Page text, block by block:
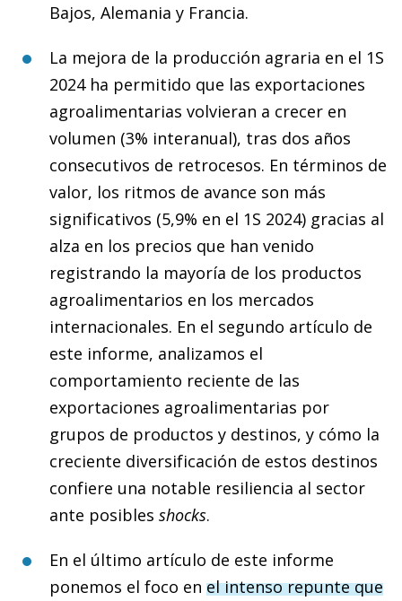
Bajos, Alemania y Francia.
La mejora de la producción agraria en el 1S
2024 ha permitido que las exportaciones
agroalimentarias volvieran a crecer en
volumen (3% interanual), tras dos años
consecutivos de retrocesos. En términos de
valor, los ritmos de avance son más
significativos (5,9% en el 1S 2024) gracias al
alza en los precios que han venido
registrando la mayoría de los productos
agroalimentarios en los mercados
internacionales. En el segundo artículo de
este informe, analizamos el
comportamiento reciente de las
exportaciones agroalimentarias por
grupos de productos y destinos, y cómo la
creciente diversificación de estos destinos
confiere una notable resiliencia al sector
ante posibles shocks.
En el último artículo de este informe
ponemos el foco en el intenso repunte que